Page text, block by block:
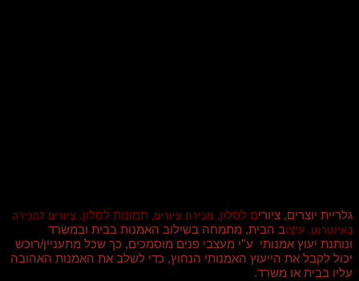
גלריית יוצרים, ציורים לסלון, מכירת ציורים, תמונות לסלון, ציורים למכירה
באינטרנט, עיצוב הבית, מתמחה בשילוב האמנות בבית ובמשרד
ונותנת יעוץ אמנותי ע''י מעצבי פנים מוסמכים, כך שכל מתעניין/רוכש
יכול לקבל את הייעוץ האמנותי הנחוץ, כדי לשלב את האמנות האהובה
עליו בבית או משרד.